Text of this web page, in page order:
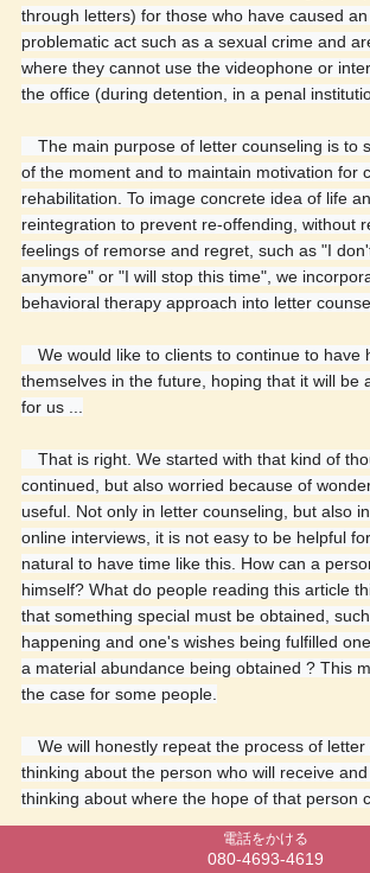
through letters) for those who have caused
problematic act such as a sexual crime and
where they cannot use the videophone or
the office (during detention, in a penal
The main purpose of letter counseling is to
of the moment and to maintain motivation for
rehabilitation. To image concrete idea of life
reintegration to prevent re-offending, without
feelings of remorse and regret, such as "I
anymore" or "I will stop this time", we
behavioral therapy approach into letter
We would like to clients to continue to have
themselves in the future, hoping that it will be
for us ...
That is right. We started with that kind of
continued, but also worried because of
useful. Not only in letter counseling, but also
online interviews, it is not easy to be helpful
natural to have time like this. How can a
himself? What do people reading this article
that something special must be obtained,
happening and one's wishes being fulfilled
a material abundance being obtained ? This
the case for some people.
We will honestly repeat the process of letter
thinking about the person who will receive
thinking about where the hope of that person
If family and client wish to receive letter
電話をかける
080-4693-4619